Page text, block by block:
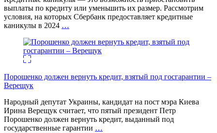
выплаты по кредиту или уменьшить их размер. Рассмотрим
условия, на которых Сбербанк предоставляет кредитные
каникулы в 2024 …
Порошенко должен вернуть кредит, взятый под госгарантии –
Верещук
Народный депутат Украины, кандидат на пост мэра Киева
Ирина Верещук считает, что пятый президент Петр
Порошенко должен вернуть кредит, выданный под
государственные гарантии …